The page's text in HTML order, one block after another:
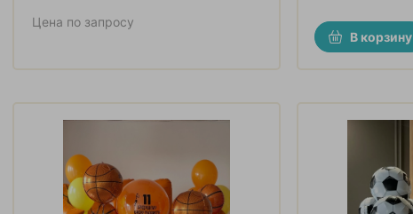
Цена по запросу
В корзину